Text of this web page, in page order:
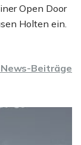
Open Door
Holten ein.
Beiträge